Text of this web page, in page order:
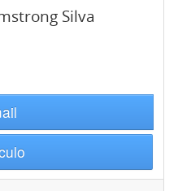
Silva